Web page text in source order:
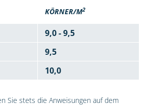
KÖRNER/M2
9,0 - 9,5
9,5
10,0
Sie stets die Anweisungen auf dem